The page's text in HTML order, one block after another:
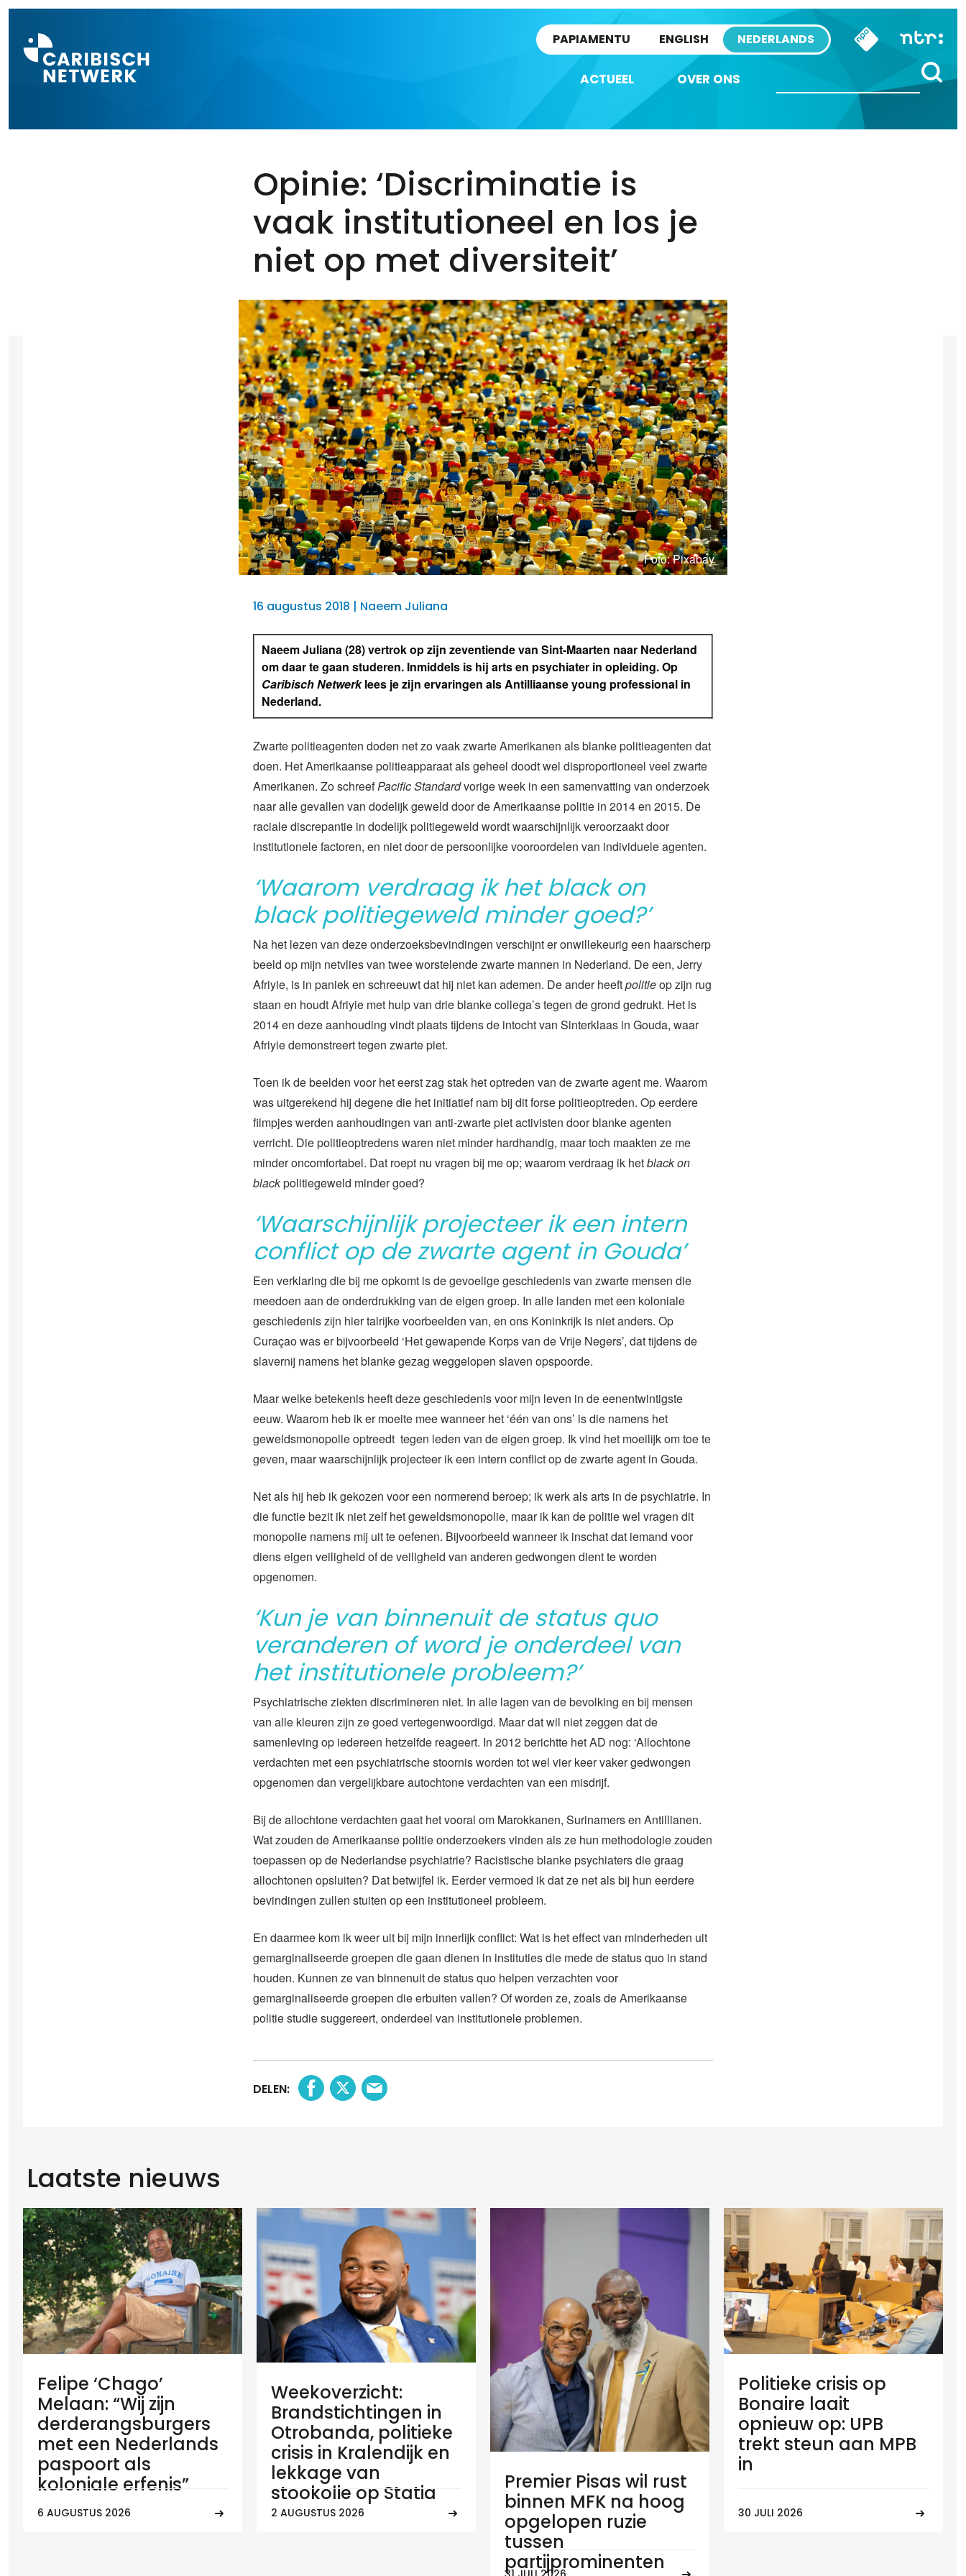
PAPIAMENTU ENGLISH NEDERLANDS
ACTUEEL OVER ONS
Opinie: ‘Discriminatie is
vaak institutioneel en los je
niet op met diversiteit’
Foto: Pixabay
16 augustus 2018 | Naeem Juliana
Naeem Juliana (28) vertrok op zijn zeventiende van Sint-Maarten naar Nederland
om daar te gaan studeren. Inmiddels is hij arts en psychiater in opleiding. Op
Caribisch Netwerklees je zijn ervaringen als Antilliaanse young professional in
Nederland.
Zwarte politieagenten doden net zo vaak zwarte Amerikanen als blanke politieagenten dat
doen. Het Amerikaanse politieapparaat als geheel doodt wel disproportioneel veel zwarte
Amerikanen. Zo schreefPacific Standardvorige week in een samenvatting van onderzoek
naar alle gevallen van dodelijk geweld door de Amerikaanse politie in 2014 en 2015. De
raciale discrepantie in dodelijk politiegeweld wordt waarschijnlijk veroorzaakt door
institutionele factoren, en niet door de persoonlijke vooroordelen van individuele agenten.
‘Waarom verdraag ik hetblack on
blackpolitiegeweld minder goed?’
Na het lezen van deze onderzoeksbevindingen verschijnt er onwillekeurig een haarscherp
beeld op mijn netvlies van twee worstelende zwarte mannen in Nederland. De een, Jerry
Afriyie, is in paniek en schreeuwt dat hij niet kan ademen. De ander heeftpolitieop zijn rug
staan en houdt Afriyie met hulp van drie blanke collega’s tegen de grond gedrukt. Het is
2014 en deze aanhouding vindt plaats tijdens de intocht van Sinterklaas in Gouda, waar
Afriyie demonstreert tegen zwarte piet.
Toen ik de beelden voor het eerst zag stak het optreden van de zwarte agent me. Waarom
was uitgerekend hij degene die het initiatief nam bij dit forse politieoptreden. Op eerdere
filmpjes werden aanhoudingen van anti-zwarte piet activisten door blanke agenten
verricht. Die politieoptredens waren niet minder hardhandig, maar toch maakten ze me
minder oncomfortabel. Dat roept nu vragen bij me op; waarom verdraag ik hetblack on
blackpolitiegeweld minder goed?
‘Waarschijnlijk projecteer ik een intern
conflict op de zwarte agent in Gouda’
Een verklaring die bij me opkomt is de gevoelige geschiedenis van zwarte mensen die
meedoen aan de onderdrukking van de eigen groep. In alle landen met een koloniale
geschiedenis zijn hier talrijke voorbeelden van, en ons Koninkrijk is niet anders. Op
Curaçao was er bijvoorbeeld ‘Het gewapende Korps van de Vrije Negers’, dat tijdens de
slavernij namens het blanke gezag weggelopen slaven opspoorde.
Maar welke betekenis heeft deze geschiedenis voor mijn leven in de eenentwintigste
eeuw. Waarom heb ik er moeite mee wanneer het ‘één van ons’ is die namens het
geweldsmonopolie optreedt tegen leden van de eigen groep. Ik vind het moeilijk om toe te
geven, maar waarschijnlijk projecteer ik een intern conflict op de zwarte agent in Gouda.
Net als hij heb ik gekozen voor een normerend beroep; ik werk als arts in de psychiatrie. In
die functie bezit ik niet zelf het geweldsmonopolie, maar ik kan de politie wel vragen dit
monopolie namens mij uit te oefenen. Bijvoorbeeld wanneer ik inschat dat iemand voor
diens eigen veiligheid of de veiligheid van anderen gedwongen dient te worden
opgenomen.
‘Kun je van binnenuit de status quo
veranderen of word je onderdeel van
het institutionele probleem?’
Psychiatrische ziekten discrimineren niet. In alle lagen van de bevolking en bij mensen
van alle kleuren zijn ze goed vertegenwoordigd. Maar dat wil niet zeggen dat de
samenleving op iedereen hetzelfde reageert. In 2012 berichtte het AD nog: ‘Allochtone
verdachten met een psychiatrische stoornis worden tot wel vier keer vaker gedwongen
opgenomen dan vergelijkbare autochtone verdachten van een misdrijf.
Bij de allochtone verdachten gaat het vooral om Marokkanen, Surinamers en Antillianen.
Wat zouden de Amerikaanse politie onderzoekers vinden als ze hun methodologie zouden
toepassen op de Nederlandse psychiatrie? Racistische blanke psychiaters die graag
allochtonen opsluiten? Dat betwijfel ik. Eerder vermoed ik dat ze net als bij hun eerdere
bevindingen zullen stuiten op een institutioneel probleem.
En daarmee kom ik weer uit bij mijn innerlijk conflict: Wat is het effect van minderheden uit
gemarginaliseerde groepen die gaan dienen in instituties die mede de status quo in stand
houden. Kunnen ze van binnenuit de status quo helpen verzachten voor
gemarginaliseerde groepen die erbuiten vallen? Of worden ze, zoals de Amerikaanse
politie studie suggereert, onderdeel van institutionele problemen.
DELEN:
Laatste nieuws
Felipe ‘Chago’
Melaan: “Wij zijn
derderangsburgers
met een Nederlands
paspoort als
koloniale erfenis”
6 AUGUSTUS 2026
Weekoverzicht:
Brandstichtingen in
Otrobanda, politieke
crisis in Kralendijk en
lekkage van
stookolie op Statia
2 AUGUSTUS 2026
Premier Pisas wil rust
binnen MFK na hoog
opgelopen ruzie
tussen
partijprominenten
Politieke crisis op
Bonaire laait
opnieuw op: UPB
trekt steun aan MPB
in
30 JULI 2026